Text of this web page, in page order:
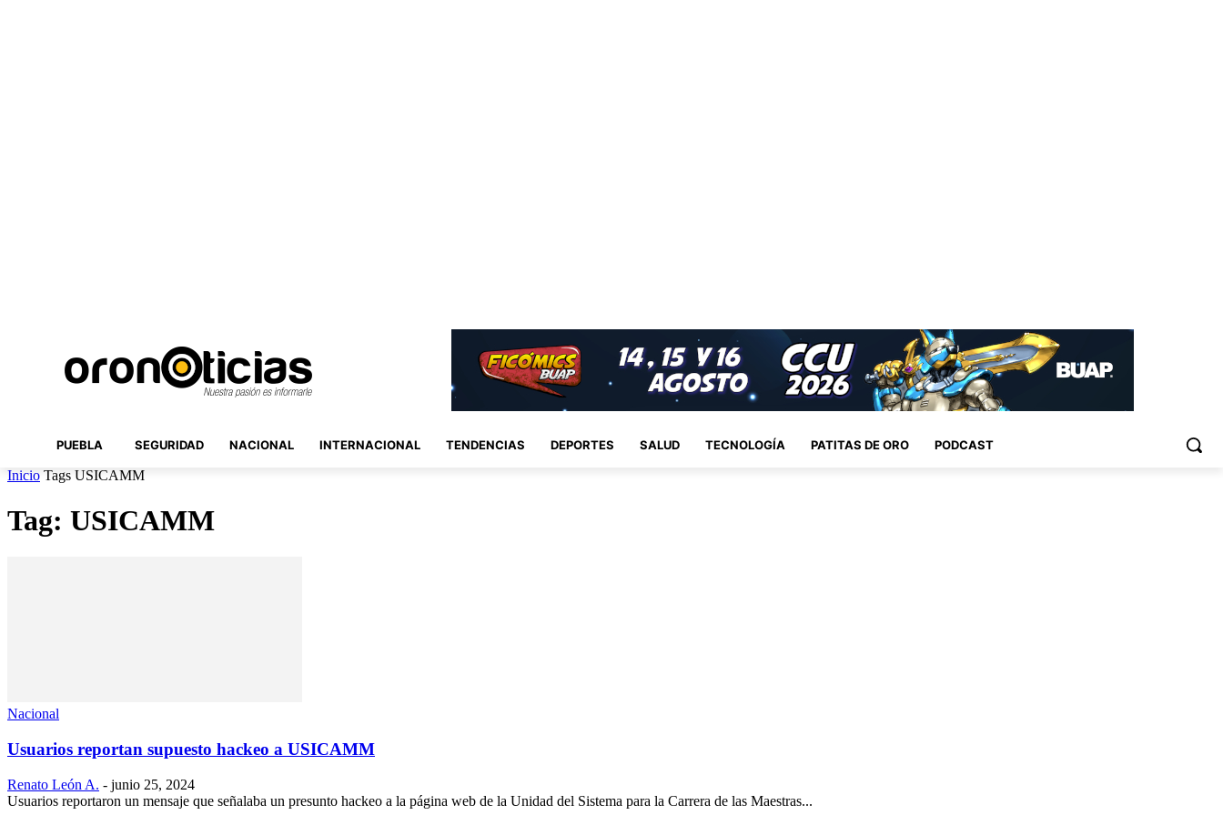
PUEBLA SEGURIDAD NACIONAL INTERNACIONAL TENDENCIAS DEPORTES SALUD TECNOLOGÍA PATITAS DE ORO PODCAST
Inicio Tags USICAMM
Tag: USICAMM
Nacional
Usuarios reportan supuesto hackeo a USICAMM
Renato León A. - junio 25, 2024
Usuarios reportaron un mensaje que señalaba un presunto hackeo a la página web de la Unidad del Sistema para la Carrera de las Maestras...